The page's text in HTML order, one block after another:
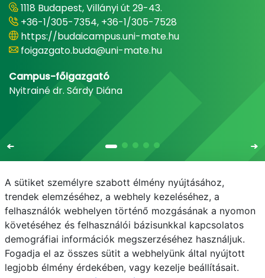
1118 Budapest, Villányi út 29-43.
+36-1/305-7354, +36-1/305-7528
https://budaicampus.uni-mate.hu
foigazgato.buda@uni-mate.hu
Campus-főigazgató
Nyitrainé dr. Sárdy Diána
E-mail Telefonkönyv NEPTUN
E-learning
Adatvédelem
A sütiket személyre szabott élmény nyújtásához,
trendek elemzéséhez, a webhely kezeléséhez, a
felhasználók webhelyen történő mozgásának a nyomon
követéséhez és felhasználói bázisunkkal kapcsolatos
demográfiai információk megszerzéséhez használjuk.
Fogadja el az összes sütit a webhelyünk által nyújtott
legjobb élmény érdekében, vagy kezelje beállításait.